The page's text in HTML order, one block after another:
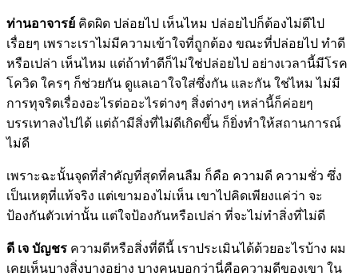
ท่านอาจารย์ คิดผิด ปล่อยไป เห็นไหม ปล่อยไปก็ต้องไม่ดีไป
เรื่อยๆ เพราะเราไม่มีความเข้าใจที่ถูกต้อง ขณะที่ปล่อยไป ทำดี
หรือเปล่า เห็นไหม แต่ถ้าทำดีก็ไม่ใช่ปล่อยไป อย่างเวลานี้มีโรค
โควิด ใครๆ ก็ช่วยกัน ดูแลเอาใจใส่ซึ่งกัน และกัน ใช่ไหม ไม่มี
การทุจริตเรื่องอะไรต่ออะไรต่างๆ สิ่งต่างๆ เหล่านี้ก็ค่อยๆ
บรรเทาลงไปได้ แต่ถ้ามีสิ่งที่ไม่ดีเกิดขึ้น ก็ยิ่งทำให้สถานการณ์
ไม่ดี
เพราะฉะนั้นจุดที่สำคัญที่สุดที่คนลืม ก็คือ ความดี ความชั่ว ซึ่ง
เป็นเหตุที่แท้จริง แต่เขามองไม่เห็น เขาไปคิดเพียงแค่ว่า จะ
ป้องกันตัวเท่านั้น แต่ใจป้องกันหรือเปล่า ที่จะไม่ทำสิ่งที่ไม่ดี
ดี เจ บัญชร ความดีหรือสิ่งที่ดีนี้ เราประเมินได้ด้วยอะไรบ้าง ผม
เคยเห็นบางสิ่งบางอย่าง บางคนบอกว่านี่คือความดีของเขา ใน